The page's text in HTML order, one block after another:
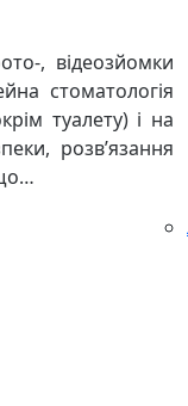
, відеозйомки
стоматологія
туалету) і на
розв’язання